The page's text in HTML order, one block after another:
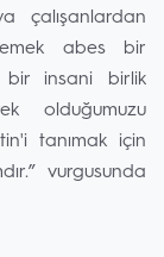
çalışanlardan
abes bir
bir insani birlik
olduğumuzu
tanımak için
vurgusunda